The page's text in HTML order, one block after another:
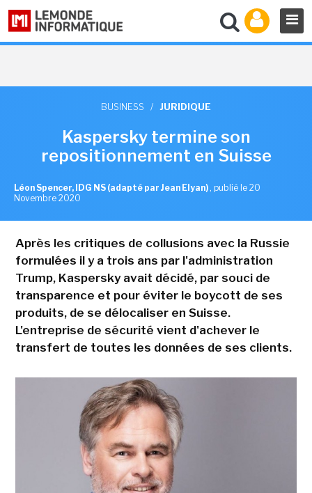
BUSINESS / JURIDIQUE
Kaspersky termine son
repositionnement en Suisse
Léon Spencer, IDG NS (adapté par Jean Elyan) , publié le 20
Novembre 2020
Après les critiques de collusions avec la Russie
formulées il y a trois ans par l'administration
Trump, Kaspersky avait décidé, par souci de
transparence et pour éviter le boycott de ses
produits, de se délocaliser en Suisse.
L'entreprise de sécurité vient d'achever le
transfert de toutes les données de ses clients.